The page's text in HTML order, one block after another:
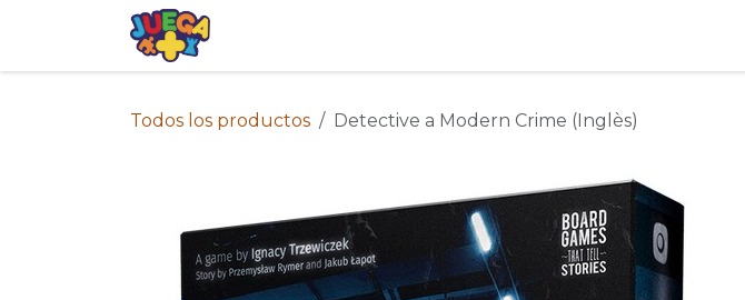
Acerca de
Todos los productos Detective a Modern Crime (Inglès)